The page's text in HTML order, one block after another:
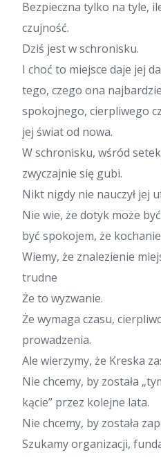
Bezpieczna tylko na tyle,
czujność.
Dziś jest w schronisku.
I choć to miejsce daje jej
tego, czego ona
spokojnego, cierpliwego
jej świat od nowa.
W schronisku, wśród
zwyczajnie się gubi.
Nikt nigdy nie nauczył jej
Nie wie, że dotyk może
być spokojem, że
Wiemy, że znalezienie
trudne
Że to wyzwanie.
Że wymaga czasu,
prowadzenia.
Ale wierzymy, że Kreska
Nie chcemy, by została
kącie” przez kolejne lata.
Nie chcemy, by została
Szukamy organizacji,